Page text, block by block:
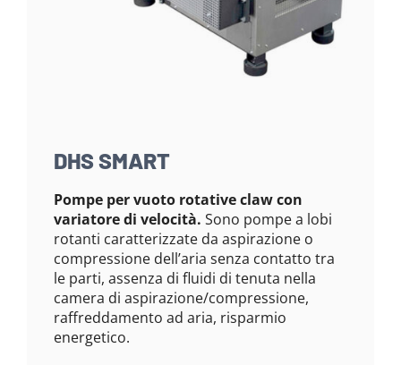
DHS SMART
Pompe per vuoto rotative claw con
variatore di velocità. Sono pompe a lobi
rotanti caratterizzate da aspirazione o
compressione dell’aria senza contatto tra
le parti, assenza di fluidi di tenuta nella
camera di aspirazione/compressione,
raffreddamento ad aria, risparmio
energetico.